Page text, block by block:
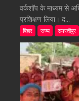
वर्कशॉप के माध्यम से
प्रशिक्षण लिया। द...
बिहार राज्य समस्तीपुर